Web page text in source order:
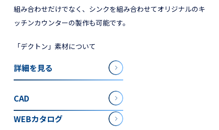
組み合わせだけでなく、シンクを組み合わせてオリジナルのキ
ッチンカウンターの製作も可能です。
「デクトン」素材について
詳細を見る
CAD
WEBカタログ